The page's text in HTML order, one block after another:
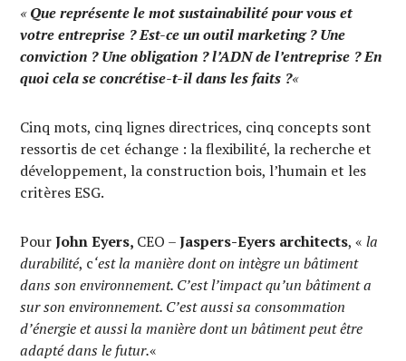
«Que représente le mot sustainabilité pour vous et
votre entreprise ? Est-ce un outil marketing ? Une
conviction ? Une obligation ? l’ADN de l’entreprise ?En
quoi cela se concrétise-t-il dans les faits ?«
Cinq mots, cinq lignes directrices, cinq concepts sont
ressortis de cet échange : la flexibilité, la recherche et
développement, la construction bois, l’humain et les
critères ESG.
PourJohn Eyers, CEO –Jaspers-Eyers architects, «la
durabilité, c‘est la manière dont on intègre un bâtiment
dans son environnement. C’est l’impact qu’un bâtiment a
sur son environnement. C’est aussi sa consommation
d’énergie et aussi la manière dont un bâtiment peut être
adapté dans le futur.«